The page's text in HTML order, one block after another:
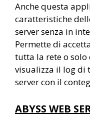
Anche questa
caratteristiche
server senza in
Permette di
tutta la rete o
visualizza il log di
server con il
ABYSS WEB